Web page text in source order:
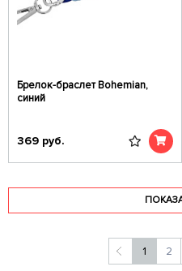
Брелок-браслет Bohemian,
синий
369 руб.
1 2